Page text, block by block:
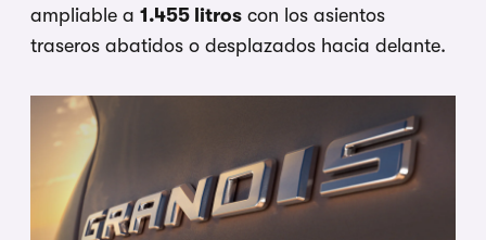
ampliable a 1.455 litros con los asientos
traseros abatidos o desplazados hacia delante.